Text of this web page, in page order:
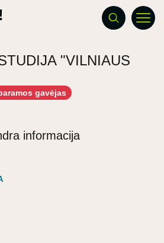
"VILNIAUS
gavėjas
informacija